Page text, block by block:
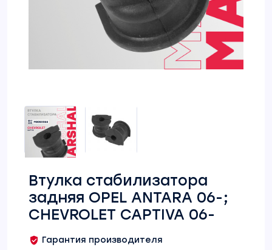
Втулка стабилизатора
задняя OPEL ANTARA 06-;
CHEVROLET CAPTIVA 06-
Гарантия производителя